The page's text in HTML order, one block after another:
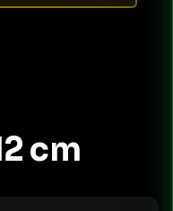
cm